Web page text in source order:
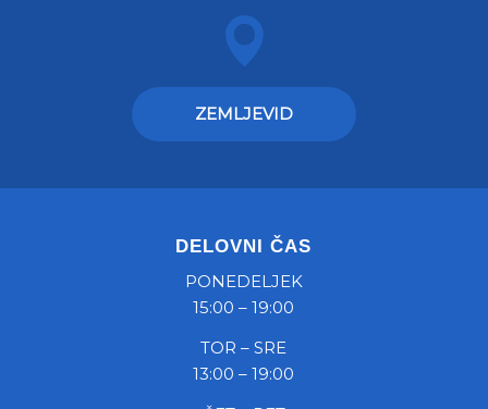
ZEMLJEVID
DELOVNI ČAS
PONEDELJEK
15:00 – 19:00
TOR – SRE
13:00 – 19:00